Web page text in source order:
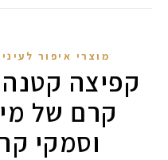
מוצרי איפור
קפיצה
קרם של
וסמקי